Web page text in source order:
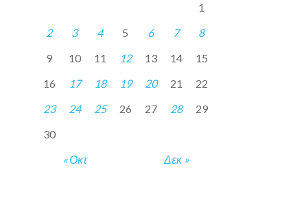
« Οκτ Δεκ »
1
2
3 4 5 6 7
8
9
10 11 12 13 14
15
16
17 18 19 20 21
22
23
24 25 26 27 28
29
30